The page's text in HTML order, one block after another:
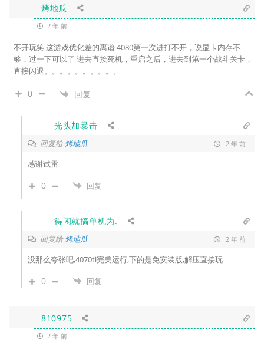
烤地瓜
2 年 前
不开玩笑 这游戏优化差的离谱 4080第一次进打不开，说显卡内存不
够，过一下可以了 进去直接死机，重启之后，进去到第一个战斗关卡，
直接闪退。。。。。。。。。。
0 回复
光头加暴击
回复给烤地瓜 2 年 前
感谢试雷
0 回复
得闲就搞单机为.
回复给烤地瓜 2 年 前
没那么夸张吧,4070ti完美运行,下的是免安装版,解压直接玩
0 回复
810975
2 年 前